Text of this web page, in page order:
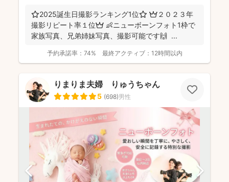
⭐️2025誕生日撮影ランキング1位⭐️ 👑２０２３年
撮影リピート率１位👑 👶ニューボーンフォト1枠で
家族写真、兄弟姉妹写真、撮影可能です🙌 ...
予約承諾率： 74% 最終アクティブ： 12時間以内
りまりま夫婦 りゅうちゃん
5 (698)男性